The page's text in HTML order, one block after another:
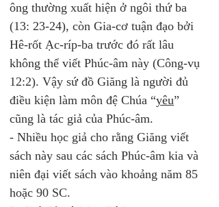
ông thường xuất hiện ở ngôi thứ ba
(13: 23-24), còn Gia-cơ tuận đạo bởi
Hê-rốt Ạc-ríp-ba trước đó rất lâu
không thể viết Phúc-âm này (Công-vụ
12:2). Vậy sứ đồ Giăng là người đủ
điều kiện làm môn đệ Chúa “yêu”
cũng là tác giả của Phúc-âm.
- Nhiều học giả cho rằng Giăng viết
sách này sau các sách Phúc-âm kia và
niên đại viết sách vào khoảng năm 85
hoặc 90 SC.